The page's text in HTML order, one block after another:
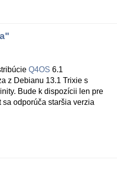
Q4OS 6.1
z Debianu 13.1 Trixie s
Bude k dispozícii len pre
odporúča staršia verzia